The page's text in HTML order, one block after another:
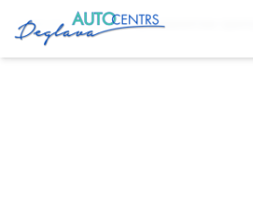
Главная Услуги Шиномонтаж Центр